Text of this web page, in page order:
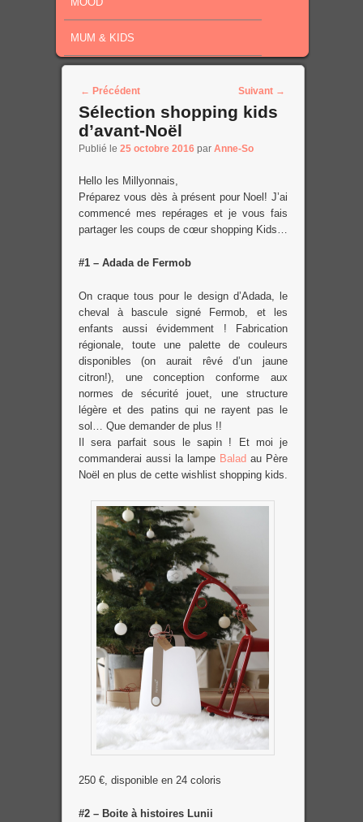
MUM & KIDS
Post navigation
← Précédent Suivant →
Sélection shopping kids
d’avant-Noël
Publié le 25 octobre 2016 par Anne-So
Hello les Millyonnais,
Préparez vous dès à présent pour Noel! J’ai
commencé mes repérages et je vous fais
partager les coups de cœur shopping Kids…
#1 – Adada de Fermob
On craque tous pour le design d’Adada, le
cheval à bascule signé Fermob, et les
enfants aussi évidemment ! Fabrication
régionale, toute une palette de couleurs
disponibles (on aurait rêvé d’un jaune
citron!), une conception conforme aux
normes de sécurité jouet, une structure
légère et des patins qui ne rayent pas le
sol… Que demander de plus !!
Il sera parfait sous le sapin ! Et moi je
commanderai aussi la lampe Balad au Père
Noël en plus de cette wishlist shopping kids.
250 €, disponible en 24 coloris
#2 – Boite à histoires Lunii